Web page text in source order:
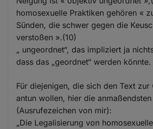
homosexuelle Praktiken gehören «
Sünden, die schwer gegen die
verstoßen ».(10)
„ ungeordnet“, das impliziert ja
dass das „geordnet“ werden könnte.
Für diejenigen, die sich den Text zur
antun wollen, hier die anmaßendsten
(Ausrufezeichen von mir):
„Die Legalisierung von